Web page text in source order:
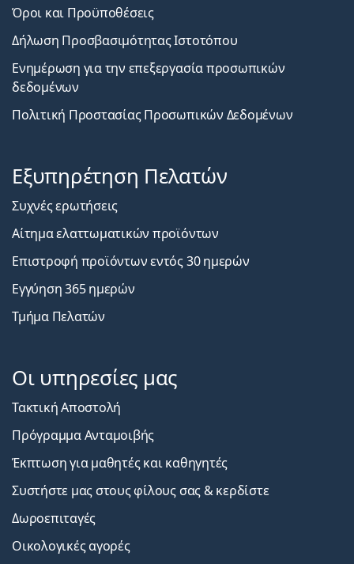
Όροι και Προϋποθέσεις
Δήλωση Προσβασιμότητας Ιστοτόπου
Ενημέρωση για την επεξεργασία προσωπικών
δεδομένων
Πολιτική Προστασίας Προσωπικών Δεδομένων
Εξυπηρέτηση Πελατών
Συχνές ερωτήσεις
Αίτημα ελαττωματικών προϊόντων
Επιστροφή προϊόντων εντός 30 ημερών
Εγγύηση 365 ημερών
Τμήμα Πελατών
Οι υπηρεσίες μας
Τακτική Αποστολή
Πρόγραμμα Ανταμοιβής
Έκπτωση για μαθητές και καθηγητές
Συστήστε μας στους φίλους σας & κερδίστε
Δωροεπιταγές
Οικολογικές αγορές